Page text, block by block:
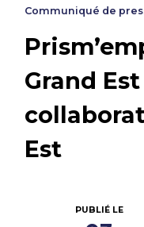
Communiqué de
Grand
Est
PUBLIÉ LE